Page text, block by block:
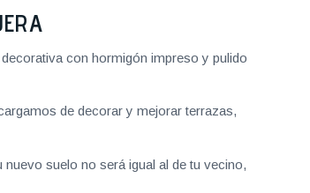
con hormigón impreso y pulido
de decorar y mejorar terrazas,
suelo no será igual al de tu vecino,